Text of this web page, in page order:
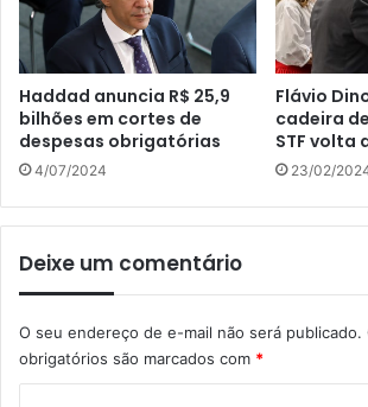
Haddad anuncia R$ 25,9
bilhões em cortes de
despesas obrigatórias
4/07/2024
Flávio
cadeira
STF volta
23/02/
Deixe um comentário
O seu endereço de e-mail não será publicado.
obrigatórios são marcados com *